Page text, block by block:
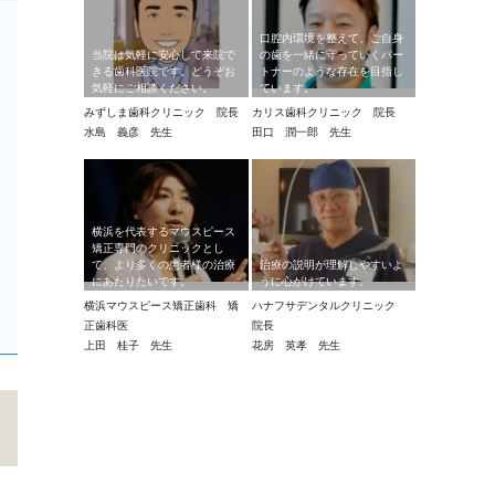
当院は気軽に安心して来院で
きる歯科医院です。どうぞお
気軽にご相談ください。
みずしま歯科クリニック 院長
水島 義彦 先生
口腔内環境を整えて、ご自身
の歯を一緒に守っていくパー
トナーのような存在を目指し
ています。
カリス歯科クリニック 院長
田口 潤一郎 先生
横浜を代表するマウスピース
矯正専門のクリニックとし
て、より多くの患者様の治療
にあたりたいです。
横浜マウスピース矯正歯科 矯
正歯科医
上田 桂子 先生
治療の説明が理解しやすいよ
うに心がけています。
ハナフサデンタルクリニック
院長
花房 英孝 先生